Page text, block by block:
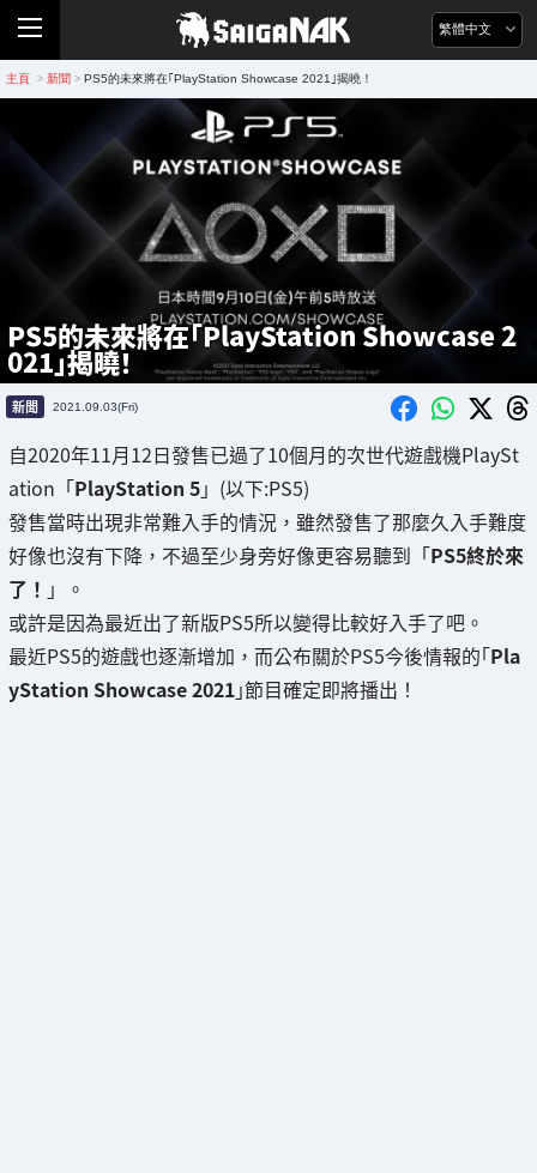
繁體中文
主頁 > 新聞 > PS5的未來將在｢PlayStation Showcase 2021｣揭曉！
PS5的未來將在｢PlayStation Showcase 2
021｣揭曉！
新聞 2021.09.03(Fri)
自2020年11月12日發售已過了10個月的次世代遊戲機PlaySt
ation「PlayStation 5」(以下:PS5)
發售當時出現非常難入手的情況，雖然發售了那麼久入手難度
好像也沒有下降，不過至少身旁好像更容易聽到「PS5終於來
了！ 」。
或許是因為最近出了新版PS5所以變得比較好入手了吧。
最近PS5的遊戲也逐漸增加，而公布關於PS5今後情報的｢Pla
yStation Showcase 2021｣節目確定即將播出！